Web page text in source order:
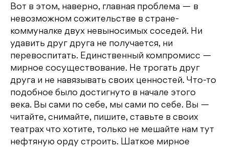
Вот в этом, наверно, главная проблема — в
невозможном сожительстве в стране-
коммуналке двух невыносимых соседей. Ни
удавить друг друга не получается, ни
перевоспитать. Единственный компромисс —
мирное сосуществование. Не трогать друг
друга и не навязывать своих ценностей. Что-то
подобное было достигнуто в начале этого
века. Вы сами по себе, мы сами по себе. Вы —
читайте, снимайте, пишите, ставьте в своих
театрах что хотите, только не мешайте нам тут
нефтяную орду строить. Шаткое мирное